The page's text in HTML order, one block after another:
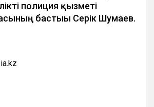
полиция қызметі
бастығы Серік Шумаев.